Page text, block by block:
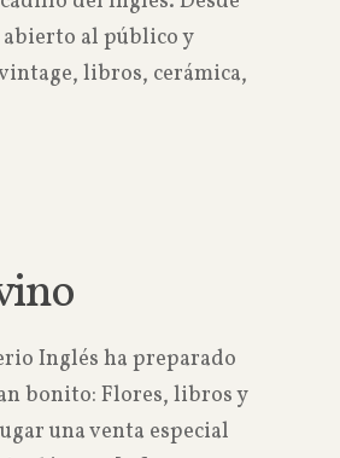
abierto al público y
libros, cerámica,
Inglés ha preparado
bonito: Flores, libros y
una venta especial